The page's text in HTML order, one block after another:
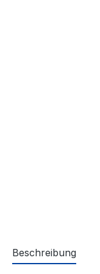
Beschreibung